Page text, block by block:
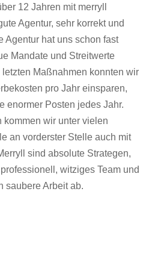
12 Jahren mit merryll
Agentur, sehr korrekt und
Agentur hat uns schon fast
Mandate und Streitwerte
Maßnahmen konnten wir
pro Jahr einsparen,
enormer Posten jedes Jahr.
kommen wir unter vielen
an vorderster Stelle auch mit
sind absolute Strategen,
witziges Team und
saubere Arbeit ab.